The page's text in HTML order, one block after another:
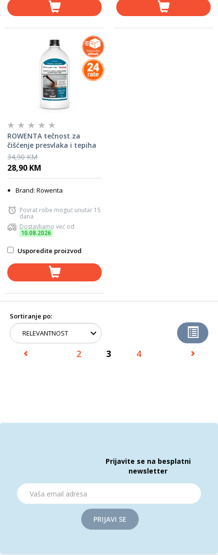
ROWENTA tečnost za
čišćenje presvlaka i tepiha
XD5310F0
34,90 KM
28,90 KM
Brand: Rowenta
Povrat robe moguć unutar 15
dana
Dostavljamo već od
10.08.2026
Usporedite proizvod
Sortiranje po:
2 3 4
Prijavite se na besplatni
newsletter
PRIJAVI SE